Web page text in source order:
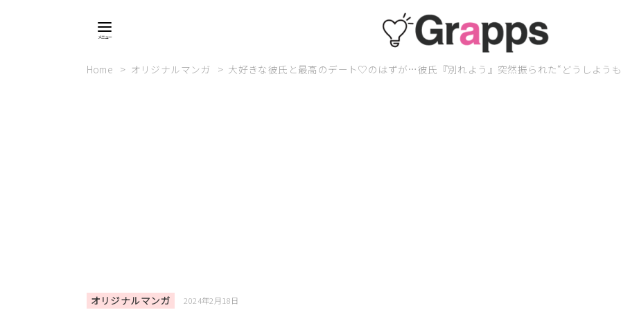
Home オリジナルマンガ 大好きな彼氏と最高のデート♡のはずが…彼氏『別れよう』突然振られた“どうしよう
オリジナルマンガ 2024年2月18日